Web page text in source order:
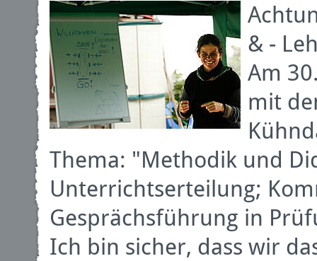
& -
Am
mit
Thema: "Methodik und
Unterrichtserteilung;
Gesprächsführung in
Ich bin sicher, dass wir